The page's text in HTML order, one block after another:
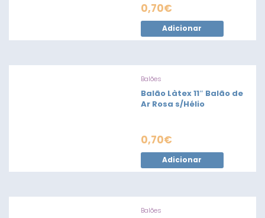
0,70€
Adicionar
Balões
Balão Làtex 11″ Balão de
Ar Rosa s/Hélio
0,70€
Adicionar
Balões